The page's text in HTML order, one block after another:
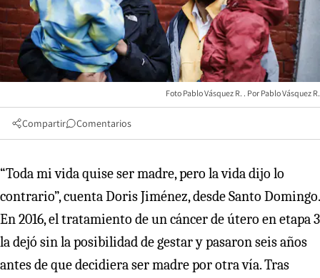
Foto Pablo Vásquez R. Pablo Vásquez R.
Compartir Comentarios
“Toda mi vida quise ser madre, pero la vida dijo lo
contrario”, cuenta Doris Jiménez, desde Santo Domingo.
En 2016, el tratamiento de un cáncer de útero en etapa 3
la dejó sin la posibilidad de gestar y pasaron seis años
antes de que decidiera ser madre por otra vía. Tras